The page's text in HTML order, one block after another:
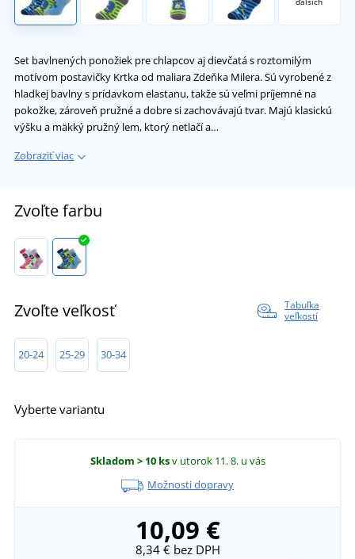
Set bavlnených ponožiek pre chlapcov aj dievčatá s roztomilým
motívom postavičky Krtka od maliara Zdeňka Milera. Sú vyrobené z
hladkej bavlny s prídavkom elastanu, takže sú veľmi príjemné na
pokožke, zároveň pružné a dobre si zachovávajú tvar. Majú klasickú
výšku a mäkký pružný lem, ktorý netlačí a…
Zobraziť viac
Zvoľte farbu
Zvoľte veľkosť
Tabuľka
veľkostí
20-24 25-29 30-34
Vyberte variantu
Skladom > 10 ksv utorok 11. 8. u vás
Možnosti dopravy
10,09 €
8,34 €bez DPH